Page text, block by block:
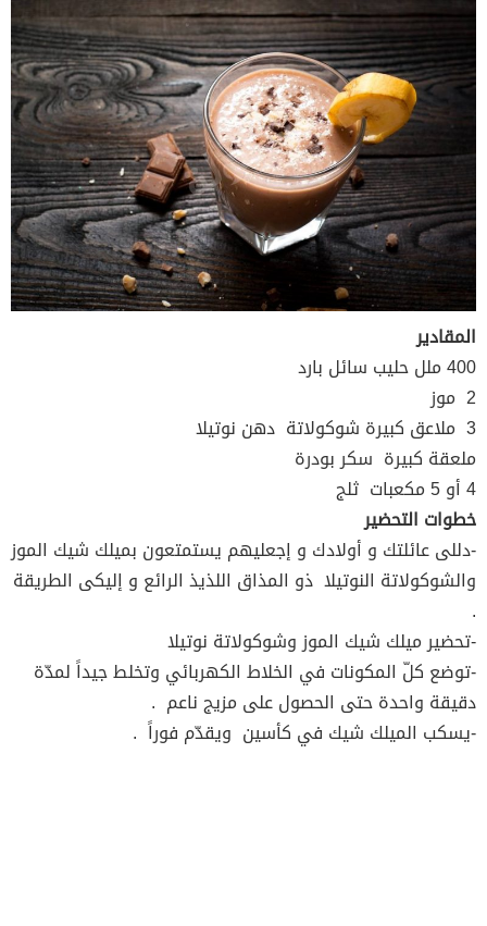
المقادير
400 ملل حليب سائل بارد
2 موز
3 ملاعق كبيرة شوكولاتة دهن نوتيلا
ملعقة كبيرة سكر بودرة
4 أو 5 مكعبات ثلج
خطوات التحضير
-دللى عائلتك و أولادك و إجعليهم يستمتعون بميلك شيك الموز
والشوكولاتة النوتيلا ذو المذاق اللذيذ الرائع و إليكى الطريقة
.
-تحضير ميلك شيك الموز وشوكولاتة نوتيلا
-توضع كلّ المكونات في الخلاط الكهربائي وتخلط جيداً لمدّة
دقيقة واحدة حتى الحصول على مزيج ناعم .
-يسكب الميلك شيك في كأسين ويقدّم فوراً .